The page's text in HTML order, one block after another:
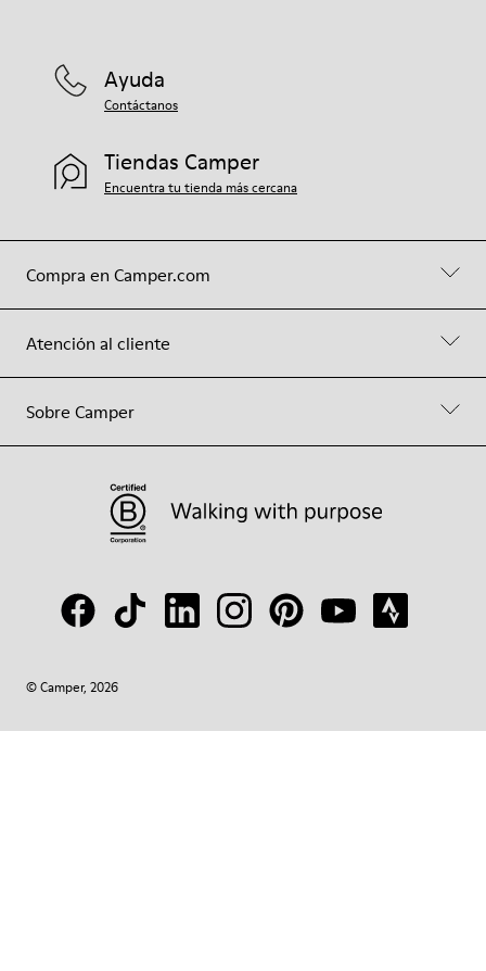
Compra en Camper.com
Atención al cliente
Sobre Camper
Ayuda
Contáctanos
Tiendas Camper
Encuentra tu tienda más cercana
© Camper, 2026